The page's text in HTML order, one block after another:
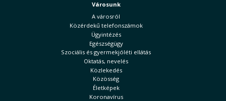
Városunk
A városról
Közérdekű telefonszámok
Ügyintézés
Egészségügy
Szociális és gyermekjóléti ellátás
Oktatás, nevelés
Közlekedés
Közösség
Életképek
Koronavírus